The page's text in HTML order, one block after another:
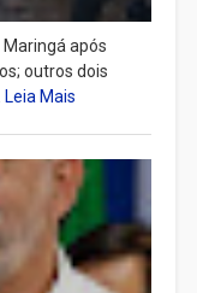
após
outros dois
Leia Mais